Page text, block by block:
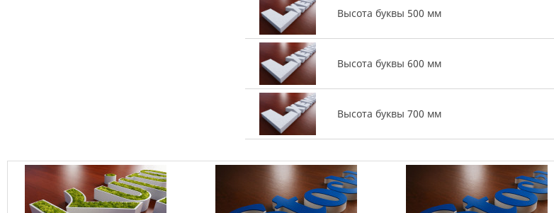
Высота буквы 500 мм
Высота буквы 600 мм
Высота буквы 700 мм